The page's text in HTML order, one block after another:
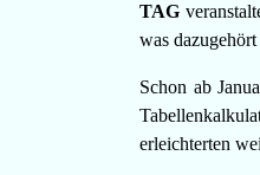
TAG
was
Schon ab
erleichterten